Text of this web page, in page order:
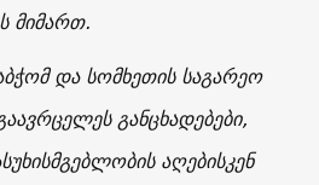
მიმართ.
და სომხეთის საგარეო
განცხადებები,
აღებისკენ